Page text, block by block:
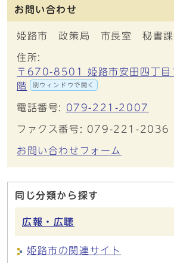
お問い合わせ
姫路市 政策局 市長室 秘書課
住所:
〒670-8501 姫路市安田四丁目
階
別ウィンドウで開く
電話番号: 079-221-2007
ファクス番号: 079-221-2036
お問い合わせフォーム
同じ分類から探す
広報・広聴
姫路市の関連サイト